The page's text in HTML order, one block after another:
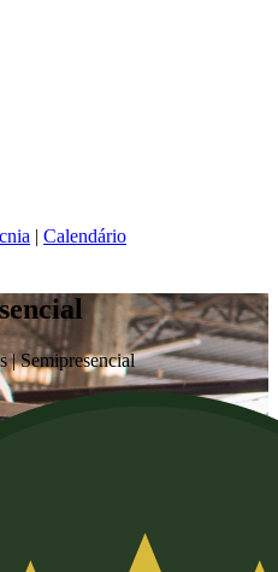
| Calendário
|Semipresencial